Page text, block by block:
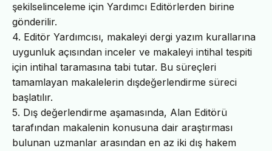
şekilselinceleme için Yardımcı Editörlerden birine
gönderilir.
4. Editör Yardımcısı, makaleyi dergi yazım kurallarına
uygunluk açısından inceler ve makaleyi intihal tespiti
için intihal taramasına tabi tutar. Bu süreçleri
tamamlayan makalelerin dışdeğerlendirme süreci
başlatılır.
5. Dış değerlendirme aşamasında, Alan Editörü
tarafından makalenin konusuna dair araştırması
bulunan uzmanlar arasından en az iki dış hakem